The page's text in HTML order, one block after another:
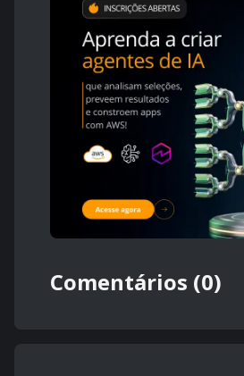
Comentários (0)